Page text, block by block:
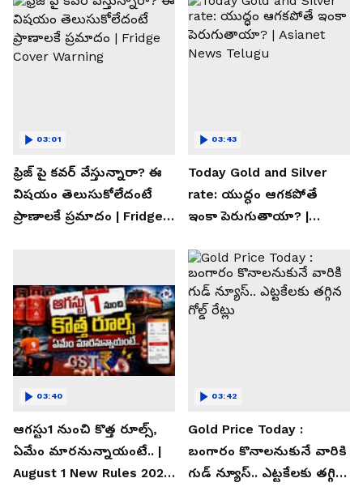
ఫ్రిజ్ పై కవర్ వేస్తున్నారా? ఈ
విషయం తెలుసుకోలేదంటే
ప్రాణాలకే ప్రమాదం | Fridge
03:01
Today Gold and Silver
rate: యుద్ధం ఆగకపోతే
ఇంకా పెరుగుతాయా? |
03:43
ఆగస్టు1 నుంచి కొత్త రూల్స్,
ఏమేం మారనున్నాయంటే.. |
August 1 New Rules 2026
03:40
Gold Price Today :
బంగారం కొనాలనుకునే వారికి
గుడ్ న్యూస్.. ఎట్టకేలకు తగ్గిన
03:42